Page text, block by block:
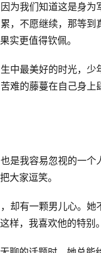
为我们知道这是身
，不愿继续，那等
实更值得钦佩。
中最美好的时光，
难的藤蔓在自己身
是我容易忽视的一
大家逗笑。
却有一颗男儿心。
样，我喜欢他的特别。